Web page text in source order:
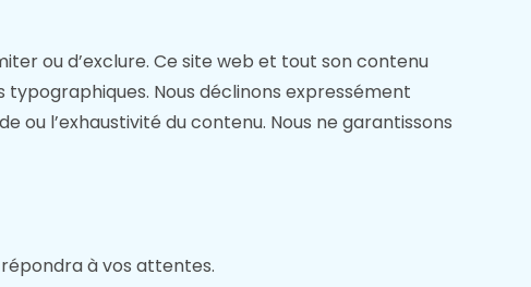
ou d’exclure. Ce site web et tout son contenu
typographiques. Nous déclinons expressément
ou l’exhaustivité du contenu. Nous ne garantissons
à vos attentes.